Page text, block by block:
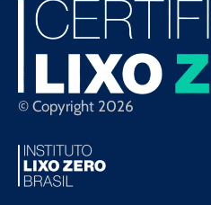
© Copyright 2026